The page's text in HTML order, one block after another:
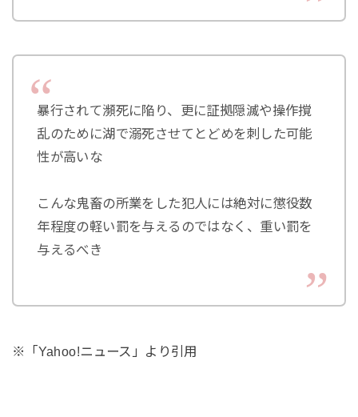
暴行されて瀕死に陥り、更に証拠隠滅や操作撹
乱のために湖で溺死させてとどめを刺した可能
性が高いな
こんな鬼畜の所業をした犯人には絶対に懲役数
年程度の軽い罰を与えるのではなく、重い罰を
与えるべき
※「Yahoo!ニュース」より引用